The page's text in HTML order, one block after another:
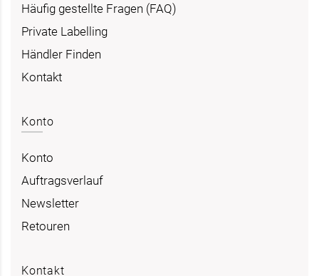
Häufig gestellte Fragen (FAQ)
Private Labelling
Händler Finden
Kontakt
Konto
Konto
Auftragsverlauf
Newsletter
Retouren
Kontakt